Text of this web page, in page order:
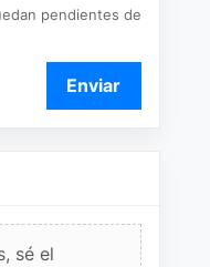
pendientes de
Enviar
sé el